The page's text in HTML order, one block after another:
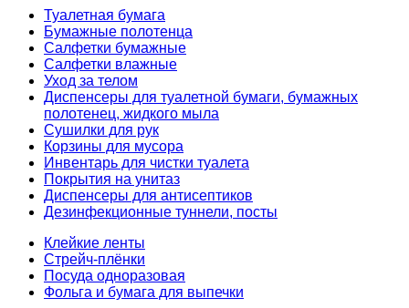
Туалетная бумага
Бумажные полотенца
Салфетки бумажные
Салфетки влажные
Уход за телом
Диспенсеры для туалетной бумаги, бумажных
полотенец, жидкого мыла
Сушилки для рук
Корзины для мусора
Инвентарь для чистки туалета
Покрытия на унитаз
Диспенсеры для антисептиков
Дезинфекционные туннели, посты
Клейкие ленты
Стрейч-плёнки
Посуда одноразовая
Фольга и бумага для выпечки